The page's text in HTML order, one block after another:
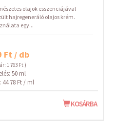
olajok esszenciájával
hajregeneráló olajos krém.
egy...
Ft / db
1 763 Ft )
50 ml
44.78 Ft / ml
KOSÁRBA